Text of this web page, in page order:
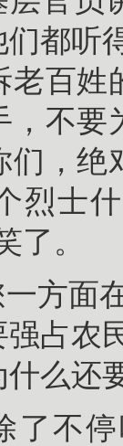
都听
老百姓
，不要
们，绝
烈士
了。
方面
占农
么还
了不